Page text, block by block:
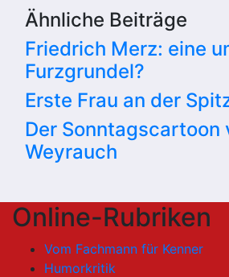
Ähnliche Beiträge
Friedrich Merz: eine
Furzgrundel?
Erste Frau an der
Der Sonntagscartoon
Weyrauch
Online-Rubriken
Vom Fachmann für Kenner
Humorkritik